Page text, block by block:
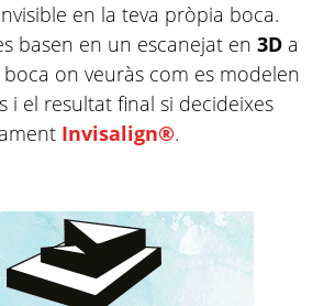
en la teva pròpia boca.
basen en un escanejat en 3D a
on veuràs com es modelen
i el resultat final si decideixes
Invisalign®.